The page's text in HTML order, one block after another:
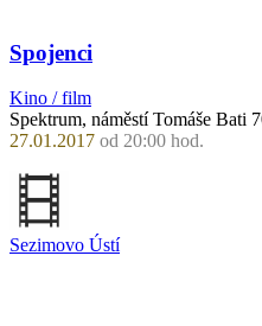
Spojenci
Kino / film
Spektrum, náměstí Tomáše Bati
27.01.2017 od 20:00 hod.
Sezimovo Ústí